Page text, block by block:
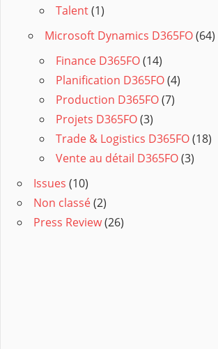
Talent(1)
Microsoft Dynamics D365FO(64)
Finance D365FO(14)
Planification D365FO(4)
Production D365FO(7)
Projets D365FO(3)
Trade & Logistics D365FO(18)
Vente au détail D365FO(3)
Issues (10)
Non classé(2)
Press Review(26)